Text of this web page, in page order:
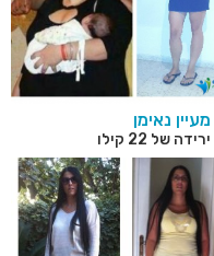
מעיין נאימן
ירידה של 22 קילו